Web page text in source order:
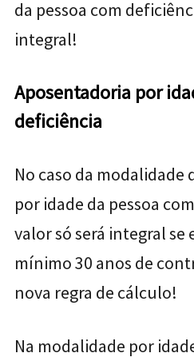
da pessoa com
integral!
Aposentadoria por
deficiência
No caso da modalidade
por idade da pessoa
valor só será integral se
mínimo30 anos de
nova regra de cálculo!
Na modalidade por